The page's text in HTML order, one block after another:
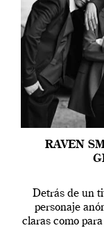
RAVEN
Detrás de un
personaje
claras como